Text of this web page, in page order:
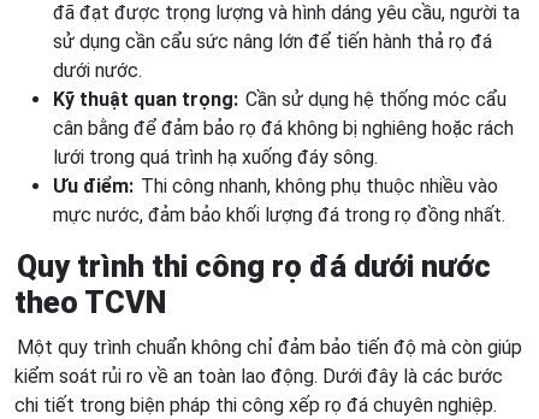
đã đạt được trọng lượng và hình dáng yêu cầu, người ta
sử dụng cần cẩu sức nâng lớn để tiến hành thả rọ đá
dưới nước.
Kỹ thuật quan trọng: Cần sử dụng hệ thống móc cẩu
cân bằng để đảm bảo rọ đá không bị nghiêng hoặc rách
lưới trong quá trình hạ xuống đáy sông.
Ưu điểm: Thi công nhanh, không phụ thuộc nhiều vào
mực nước, đảm bảo khối lượng đá trong rọ đồng nhất.
Quy trình thi công rọ đá dưới nước
theo TCVN
Một quy trình chuẩn không chỉ đảm bảo tiến độ mà còn giúp
kiểm soát rủi ro về an toàn lao động. Dưới đây là các bước
chi tiết trong biện pháp thi công xếp rọ đá chuyên nghiệp.